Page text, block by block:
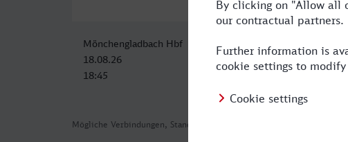
Mögliche Verbindungen, Stand: 2026-08-04 10:48
Mönchengladbach Hbf
18.08.26
18:45